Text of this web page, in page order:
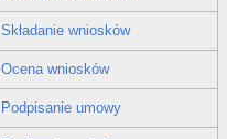
Składanie wniosków
Ocena wniosków
Podpisanie umowy